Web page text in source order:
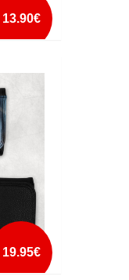
13.90€
19.95€